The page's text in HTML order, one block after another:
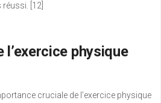
[12]
l’exercice physique
cruciale de l’exercice physique